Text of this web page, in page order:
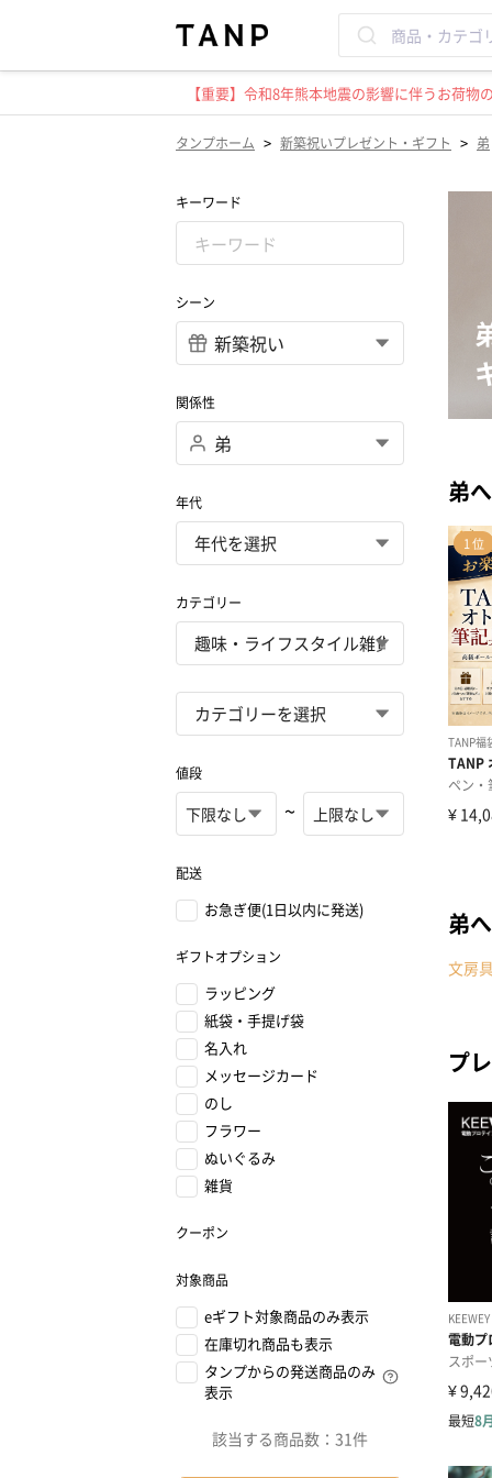
【重要】令和8年熊本地震の影響に伴うお荷
タンプホーム > 新築祝いプレゼント・ギフト > 弟
キーワード
シーン
関係性
年代
カテゴリー
値段
~
配送
お急ぎ便(1日以内に発送)
ギフトオプション
ラッピング
紙袋・手提げ袋
名入れ
メッセージカード
のし
フラワー
ぬいぐるみ
雑貨
クーポン
対象商品
eギフト対象商品のみ表示
在庫切れ商品も表示
タンプからの発送商品のみ
表示
該当する商品数： 31件
弟
弟
文房
プ